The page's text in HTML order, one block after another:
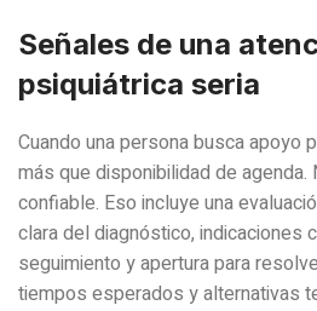
Señales de una
psiquiátrica seria
Cuando una persona busca apoyo
más que disponibilidad de
confiable. Eso incluye una
clara del diagnóstico, indicaciones
seguimiento y apertura para
tiempos esperados y alternativas